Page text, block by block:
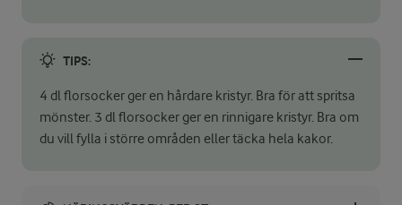
TIPS:
4 dl florsocker ger en hårdare kristyr. Bra för att spritsa
mönster. 3 dl florsocker ger en rinnigare kristyr. Bra om
du vill fylla i större områden eller täcka hela kakor.